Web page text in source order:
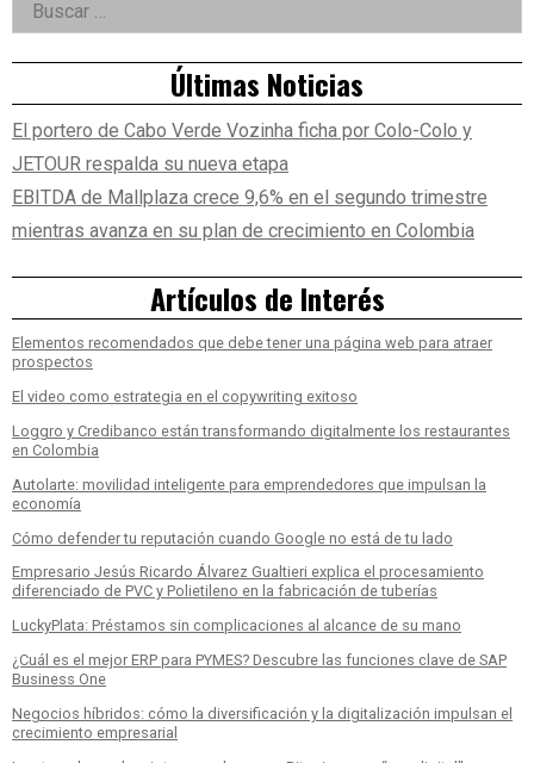
Asides
Últimas Noticias
El portero de Cabo Verde Vozinha ficha por Colo-Colo y
JETOUR respalda su nueva etapa
EBITDA de Mallplaza crece 9,6% en el segundo trimestre
mientras avanza en su plan de crecimiento en Colombia
Artículos de Interés
Elementos recomendados que debe tener una página web para atraer
prospectos
El video como estrategia en el copywriting exitoso
Loggro y Credibanco están transformando digitalmente los restaurantes
en Colombia
Autolarte: movilidad inteligente para emprendedores que impulsan la
economía
Cómo defender tu reputación cuando Google no está de tu lado
Empresario Jesús Ricardo Álvarez Gualtieri explica el procesamiento
diferenciado de PVC y Polietileno en la fabricación de tuberías
LuckyPlata: Préstamos sin complicaciones al alcance de su mano
¿Cuál es el mejor ERP para PYMES? Descubre las funciones clave de SAP
Business One
Negocios híbridos: cómo la diversificación y la digitalización impulsan el
crecimiento empresarial